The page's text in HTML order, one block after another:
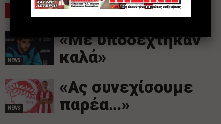
ΠΑΡΟΜΟΙΑ ΑΡΘΡΑ ΠΕΡΙΣΣΟΤΕΡΑ
NEWS
«Με υποδέχτηκαν
καλά»
NEWS
«Ας συνεχίσουμε
παρέα…»